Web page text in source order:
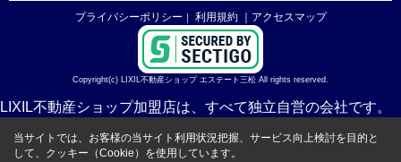
プライバシーポリシー 利用規約 ｜アクセスマップ
Copyright(c) LIXIL不動産ショップ エステート三松 All rights reserved.
LIXIL不動産ショップ加盟店は、すべて独立自営の会社です。
当サイトでは、お客様の当サイト利用状況把握、サービス向上検討を目的と
して、クッキー（Cookie）を使用しています。